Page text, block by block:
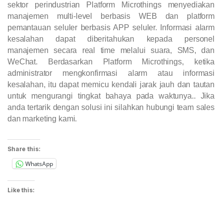
sektor perindustrian Platform Microthings menyediakan
manajemen multi-level berbasis WEB dan platform
pemantauan seluler berbasis APP seluler. Informasi alarm
kesalahan dapat diberitahukan kepada personel
manajemen secara real time melalui suara, SMS, dan
WeChat. Berdasarkan Platform Microthings, ketika
administrator mengkonfirmasi alarm atau informasi
kesalahan, itu dapat memicu kendali jarak jauh dan tautan
untuk mengurangi tingkat bahaya pada waktunya.. Jika
anda tertarik dengan solusi ini silahkan hubungi team sales
dan marketing kami.
Share this:
WhatsApp
Like this: